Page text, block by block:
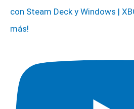
con Steam Deck y Windows |
más!